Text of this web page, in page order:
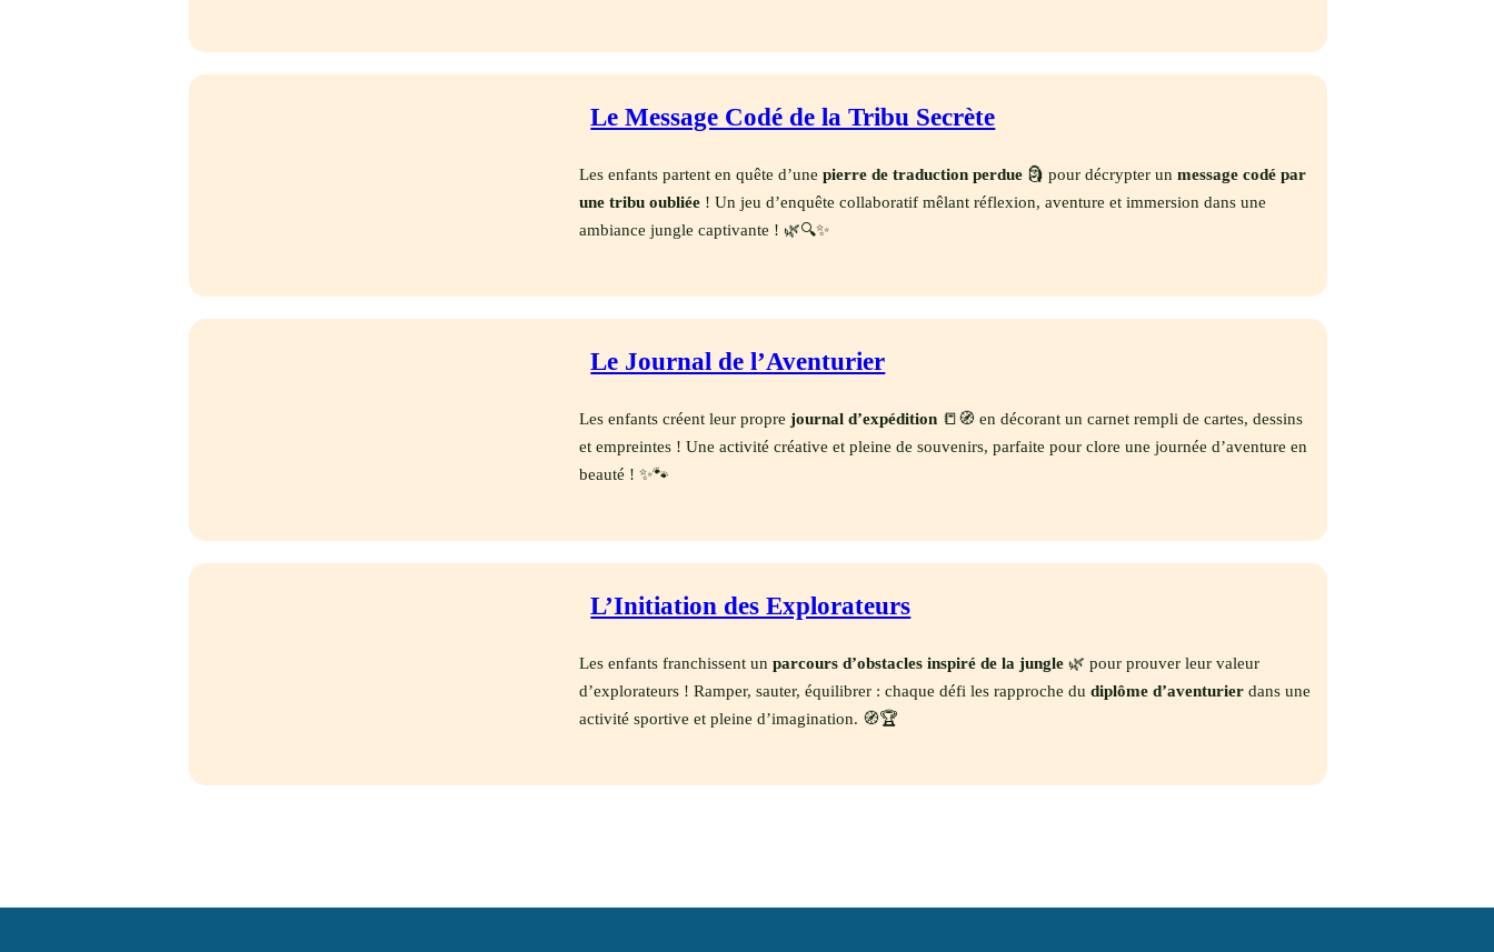
Le Message Codé de la Tribu Secrète
Les enfants partent en quête d’unepierre de traduction perdue 🗿 pour décrypter unmessage codé par
une tribu oubliée ! Un jeu d’enquête collaboratif mêlant réflexion, aventure et immersion dans une
ambiance jungle captivante ! 🌿🔍✨
Le Journal de l’Aventurier
Les enfants créent leur proprejournal d’expédition 📒🧭 en décorant un carnet rempli de cartes, dessins
et empreintes ! Une activité créative et pleine de souvenirs, parfaite pour clore une journée d’aventure en
beauté ! ✨🐾
L’Initiation des Explorateurs
Les enfants franchissent unparcours d’obstacles inspiré de la jungle 🌿 pour prouver leur valeur
d’explorateurs ! Ramper, sauter, équilibrer : chaque défi les rapproche dudiplôme d’aventurier dans une
activité sportive et pleine d’imagination. 🧭🏆